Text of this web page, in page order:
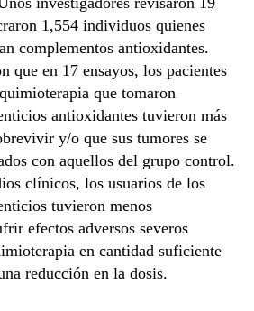
1,554 individuos quienes
complementos antioxidantes.
que en 17 ensayos, los pacientes
que tomaron
antioxidantes tuvieron más
y/o que sus tumores se
con aquellos del grupo control.
clínicos, los usuarios de los
tuvieron menos
efectos adversos severos
en cantidad suficiente
reducción en la dosis.